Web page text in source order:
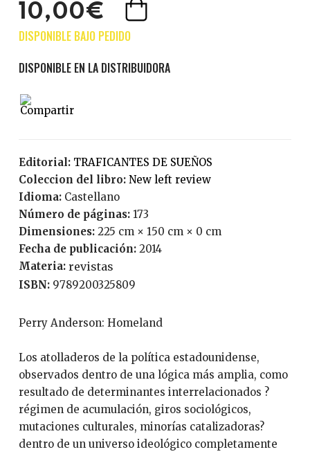
10,00€
Editorial:
TRAFICANTES DE SUEÑOS
Coleccion del libro:
New left review
Idioma:
Castellano
Número de páginas: 173
Dimensiones: 225 cm × 150 cm × 0 cm
Fecha de publicación:
2014
Materia: revistas
ISBN: 9789200325809
Perry Anderson: Homeland
Los atolladeros de la política estadounidense,
observados dentro de una lógica más amplia, como
resultado de determinantes interrelacionados ?
régimen de acumulación, giros sociológicos,
mutaciones culturales, minorías catalizadoras?
dentro de un universo ideológico completamente